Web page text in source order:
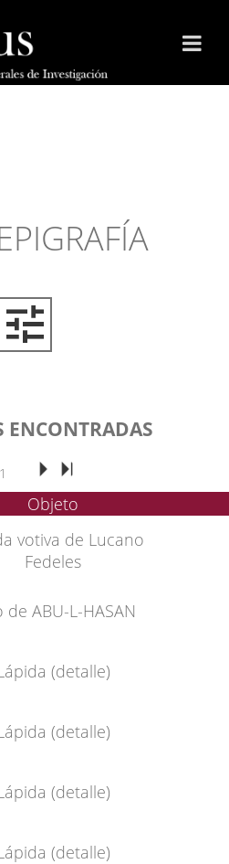
ENCONTRADAS
1
Objeto
votiva de Lucano
Fedeles
de ABU-L-HASAN
(detalle)
(detalle)
(detalle)
(detalle)